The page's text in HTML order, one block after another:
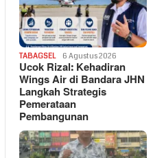
TABAGSEL 6 Agustus 2026
Ucok Rizal: Kehadiran
Wings Air di Bandara JHN
Langkah Strategis
Pemerataan
Pembangunan